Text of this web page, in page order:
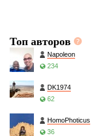
Топ авторов
Napoleon
234
DK1974
62
HomoPhoticus
36